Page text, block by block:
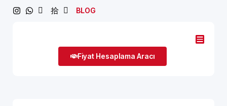
BLOG
Fiyat Hesaplama Aracı